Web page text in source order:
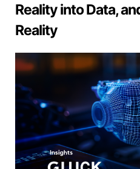
Reality into Data,
Reality